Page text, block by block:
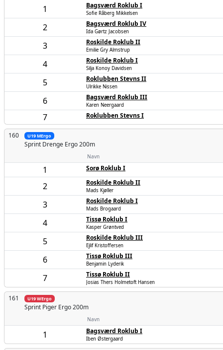
1 Bagsværd Roklub I
Sofie Råberg Mikkelsen
2 Bagsværd Roklub IV
Ida Gørtz Jacobsen
3 Roskilde Roklub II
Emilie Gry Almstrup
4 Roskilde Roklub I
Silja Konoy Davidsen
5 Roklubben Stevns II
Ulrikke Nissen
6 Bagsværd Roklub III
Karen Neergaard
7 Roklubben Stevns I
160 U19 MErgo
Sprint Drenge Ergo 200m
Navn
1 Sorø Roklub I
2 Roskilde Roklub II
Mads Kjøller
3 Roskilde Roklub I
Mads Brogaard
4 Tissø Roklub I
Kasper Grøntved
5 Roskilde Roklub III
Ejlif Kristoffersen
6 Tissø Roklub III
Benjamin Lyderik
7 Tissø Roklub II
Josias Thers Holmetoft Hansen
161 U19 WErgo
Sprint Piger Ergo 200m
Navn
1 Bagsværd Roklub I
Iben Østergaard